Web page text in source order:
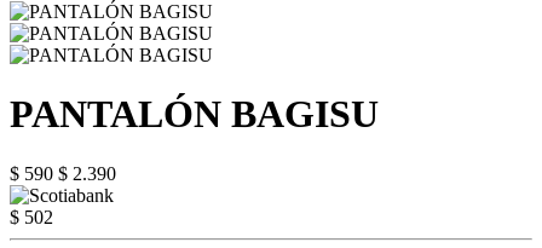
PANTALÓN BAGISU
$ 590 $ 2.390
$ 502